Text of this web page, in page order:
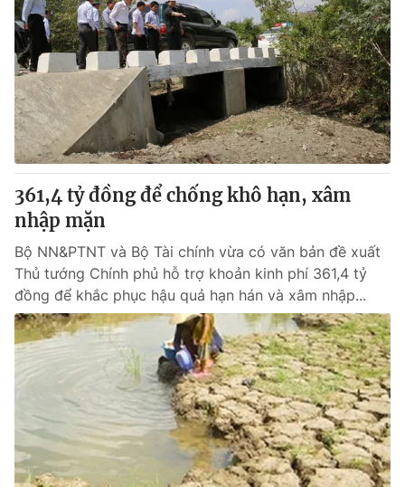
361,4 tỷ đồng để chống khô hạn, xâm
nhập mặn
Bộ NN&PTNT và Bộ Tài chính vừa có văn bản đề xuất
Thủ tướng Chính phủ hỗ trợ khoản kinh phí 361,4 tỷ
đồng để khắc phục hậu quả hạn hán và xâm nhập...